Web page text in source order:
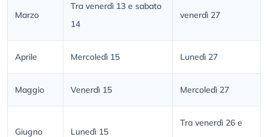
Marzo
Tra venerdì 13 e sabato
14
venerdì 27
Aprile Mercoledì 15 Lunedì 27
Maggio Venerdì 15 Mercoledì 27
Giugno Lunedì 15
Tra venerdì 26 e